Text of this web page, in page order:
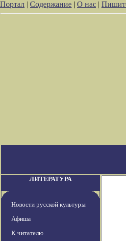
Портал | Содержание | О нас |
ЛИТЕРАТУРА
Новости русской культуры
Афиша
К читателю